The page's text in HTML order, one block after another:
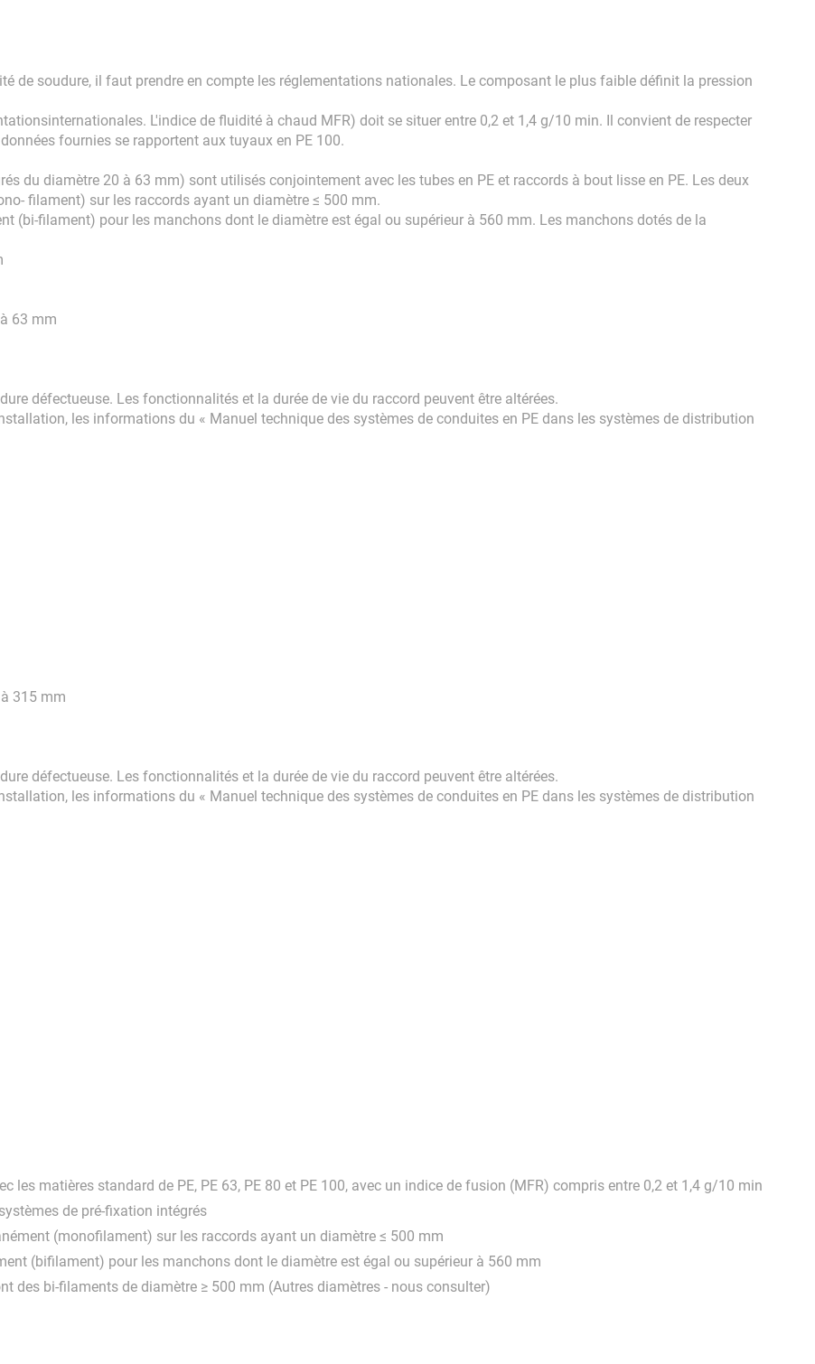
de soudure, il faut prendre en compte les réglementations nationales. Le composant le plus faible définit la pression
L'indice de fluidité à chaud MFR) doit se situer entre 0,2 et 1,4 g/10 min. Il convient de respecter
fournies se rapportent aux tuyaux en PE 100.
du diamètre 20 à 63 mm) sont utilisés conjointement avec les tubes en PE et raccords à bout lisse en PE. Les deux
filament) sur les raccords ayant un diamètre ≤ 500 mm.
(bi-filament) pour les manchons dont le diamètre est égal ou supérieur à 560 mm. Les manchons dotés de la
63 mm
défectueuse. Les fonctionnalités et la durée de vie du raccord peuvent être altérées.
les informations du « Manuel technique des systèmes de conduites en PE dans les systèmes de distribution
315 mm
défectueuse. Les fonctionnalités et la durée de vie du raccord peuvent être altérées.
les informations du « Manuel technique des systèmes de conduites en PE dans les systèmes de distribution
les matières standard de PE, PE 63, PE 80 et PE 100, avec un indice de fusion (MFR) compris entre 0,2 et 1,4 g/10 min
de pré-fixation intégrés
(monofilament) sur les raccords ayant un diamètre ≤ 500 mm
(bifilament) pour les manchons dont le diamètre est égal ou supérieur à 560 mm
des bi-filaments de diamètre ≥ 500 mm (Autres diamètres - nous consulter)